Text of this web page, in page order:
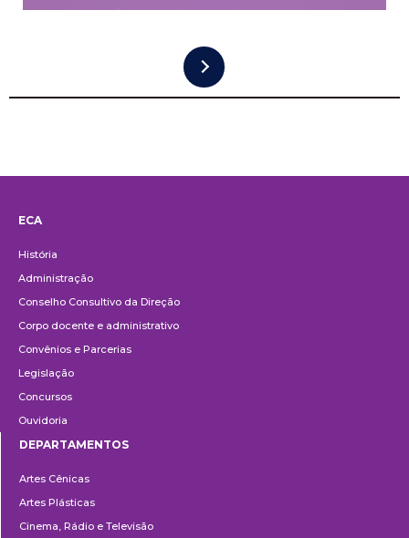
ECA
História
Administração
Conselho Consultivo da Direção
Corpo docente e administrativo
Convênios e Parcerias
Legislação
Concursos
Ouvidoria
DEPARTAMENTOS
Artes Cênicas
Artes Plásticas
Cinema, Rádio e Televisão